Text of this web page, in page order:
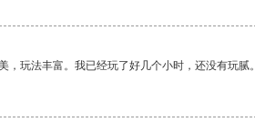
，玩法丰富。我已经玩了好几个小时，还没有玩腻。